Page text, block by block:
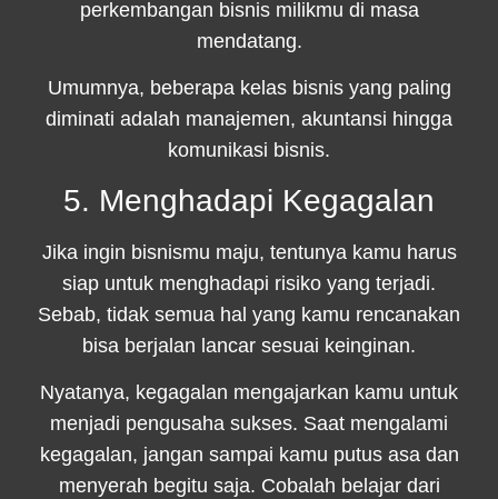
perkembangan bisnis milikmu di masa
mendatang.
Umumnya, beberapa kelas bisnis yang paling
diminati adalah manajemen, akuntansi hingga
komunikasi bisnis.
5. Menghadapi Kegagalan
Jika ingin bisnismu maju, tentunya kamu harus
siap untuk menghadapi risiko yang terjadi.
Sebab, tidak semua hal yang kamu rencanakan
bisa berjalan lancar sesuai keinginan.
Nyatanya, kegagalan mengajarkan kamu untuk
menjadi pengusaha sukses. Saat mengalami
kegagalan, jangan sampai kamu putus asa dan
menyerah begitu saja. Cobalah belajar dari